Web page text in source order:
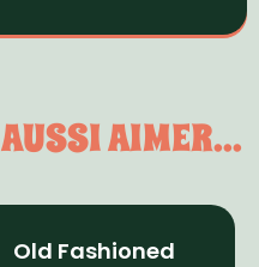
AUSSI AIMER...
Old Fashioned